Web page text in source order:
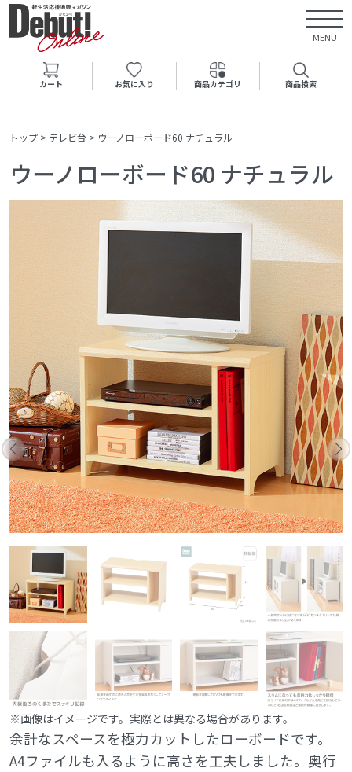
MENU
カート お気に入り 商品カテゴリ 商品検索
トップ > テレビ台 > ウーノローボード60 ナチュラル
ウーノローボード60 ナチュラル
※画像はイメージです。実際とは異なる場合があります。
余計なスペースを極力カットしたローボードです。
A4ファイルも入るように高さを工夫しました。奥行